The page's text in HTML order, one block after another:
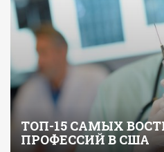
ТОП-15 САМЫХ
ПРОФЕССИЙ В США